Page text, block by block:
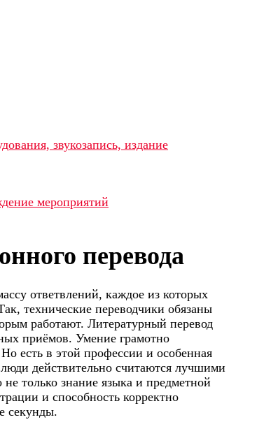
звукозапись, издание
мероприятий
перевода
ответвлений, каждое из которых
технические переводчики обязаны
работают. Литературный перевод
приёмов. Умение грамотно
есть в этой профессии и особенная
действительно считаются лучшими
только знание языка и предметной
и способность корректно
секунды.